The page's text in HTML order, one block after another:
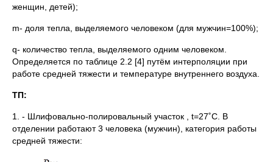
женщин, детей);
m- доля тепла, выделяемого человеком (для мужчин=100%);
q- количество тепла, выделяемого одним человеком.
Определяется по таблице 2.2 [4] путём интерполяции при
работе средней тяжести и температуре внутреннего воздуха.
ТП:
1. - Шлифовально-полировальный участок , t=27˚C. В
отделении работают 3 человека (мужчин), категория работы
средней тяжести: